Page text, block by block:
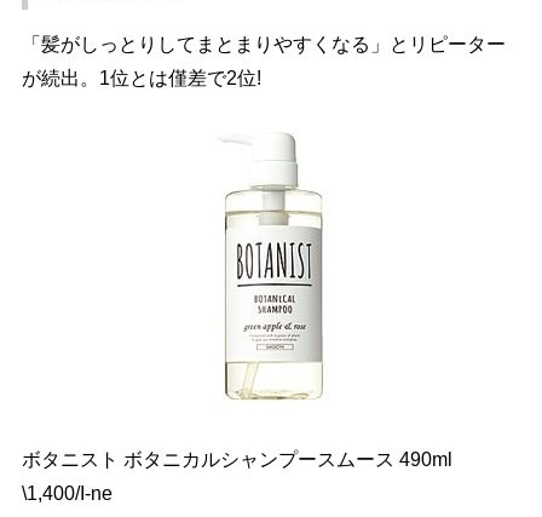
「髪がしっとりしてまとまりやすくなる」とリピーター
が続出。1位とは僅差で2位!
ボタニスト ボタニカルシャンプースムース 490ml
\1,400/I-ne